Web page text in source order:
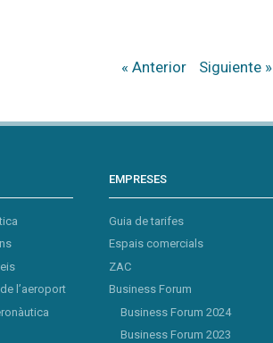
« Anterior Siguiente »
l’aeroport
EMPRESES
Guia de tarifes
Espais comercials
ZAC
Business Forum
Business Forum 2024
Business Forum 2023